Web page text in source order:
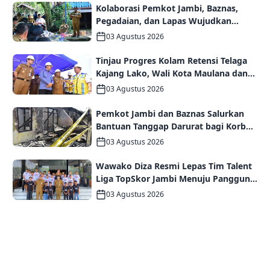
Kolaborasi Pemkot Jambi, Baznas,
Pegadaian, dan Lapas Wujudkan
Rumah Layak Huni bagi Warga Kurang
03 Agustus 2026
Tinjau Progres Kolam Retensi Telaga
Kajang Lako, Wali Kota Maulana dan
Komisi V DPR RI Optimistis Kota Jambi
Semakin Dekat Bebas Banjir
03 Agustus 2026
Pemkot Jambi dan Baznas Salurkan
Bantuan Tanggap Darurat bagi Korban
Kebakaran Asrama Polda Jambi
03 Agustus 2026
Wawako Diza Resmi Lepas Tim Talent
Liga TopSkor Jambi Menuju Panggung
Nasional
03 Agustus 2026